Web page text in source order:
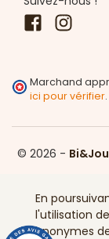
Facebook
Marchand
ici pour vérifier.
© 2026 -
En
l'utilisation
anonymes